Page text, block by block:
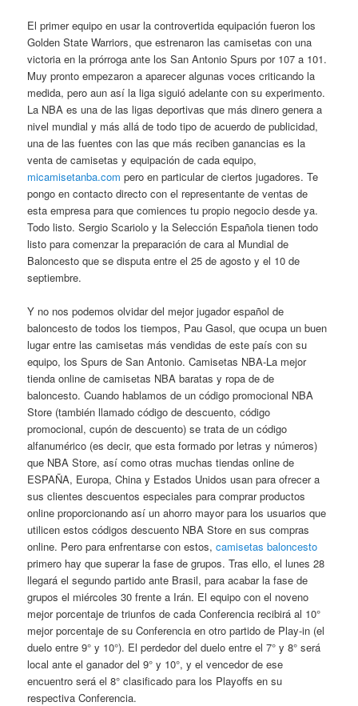
El primer equipo en usar la controvertida equipación fueron los
Golden State Warriors, que estrenaron las camisetas con una
victoria en la prórroga ante los San Antonio Spurs por 107 a 101.
Muy pronto empezaron a aparecer algunas voces criticando la
medida, pero aun así la liga siguió adelante con su experimento.
La NBA es una de las ligas deportivas que más dinero genera a
nivel mundial y más allá de todo tipo de acuerdo de publicidad,
una de las fuentes con las que más reciben ganancias es la
venta de camisetas y equipación de cada equipo,
micamisetanba.com pero en particular de ciertos jugadores. Te
pongo en contacto directo con el representante de ventas de
esta empresa para que comiences tu propio negocio desde ya.
Todo listo. Sergio Scariolo y la Selección Española tienen todo
listo para comenzar la preparación de cara al Mundial de
Baloncesto que se disputa entre el 25 de agosto y el 10 de
septiembre.
Y no nos podemos olvidar del mejor jugador español de
baloncesto de todos los tiempos, Pau Gasol, que ocupa un buen
lugar entre las camisetas más vendidas de este país con su
equipo, los Spurs de San Antonio. Camisetas NBA-La mejor
tienda online de camisetas NBA baratas y ropa de de
baloncesto. Cuando hablamos de un código promocional NBA
Store (también llamado código de descuento, código
promocional, cupón de descuento) se trata de un código
alfanumérico (es decir, que esta formado por letras y números)
que NBA Store, así como otras muchas tiendas online de
ESPAÑA, Europa, China y Estados Unidos usan para ofrecer a
sus clientes descuentos especiales para comprar productos
online proporcionando así un ahorro mayor para los usuarios que
utilicen estos códigos descuento NBA Store en sus compras
online. Pero para enfrentarse con estos,camisetas baloncesto
primero hay que superar la fase de grupos. Tras ello, el lunes 28
llegará el segundo partido ante Brasil, para acabar la fase de
grupos el miércoles 30 frente a Irán. El equipo con el noveno
mejor porcentaje de triunfos de cada Conferencia recibirá al 10°
mejor porcentaje de su Conferencia en otro partido de Play-in (el
duelo entre 9° y 10°). El perdedor del duelo entre el 7° y 8° será
local ante el ganador del 9° y 10°, y el vencedor de ese
encuentro será el 8° clasificado para los Playoffs en su
respectiva Conferencia.